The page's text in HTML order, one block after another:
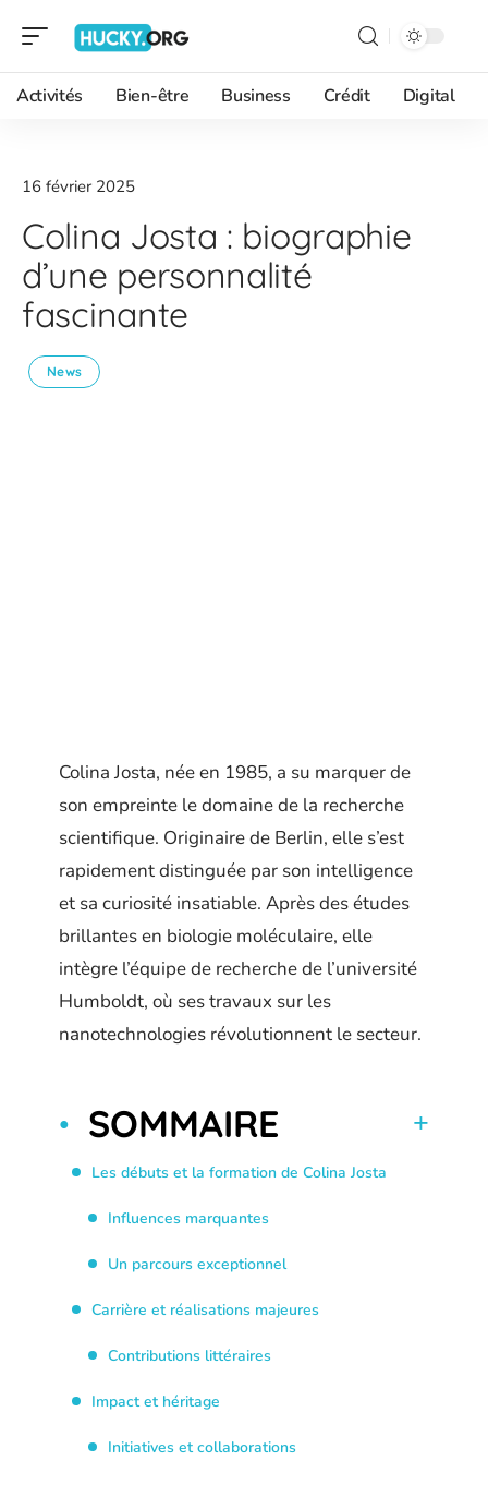
Activités Bien-être Business Crédit Digital
16 février 2025
Colina Josta : biographie
d’une personnalité
fascinante
News
Colina Josta, née en 1985, a su marquer de
son empreinte le domaine de la recherche
scientifique. Originaire de Berlin, elle s’est
rapidement distinguée par son intelligence
et sa curiosité insatiable. Après des études
brillantes en biologie moléculaire, elle
intègre l’équipe de recherche de l’université
Humboldt, où ses travaux sur les
nanotechnologies révolutionnent le secteur.
SOMMAIRE
Les débuts et la formation de Colina Josta
Influences marquantes
Un parcours exceptionnel
Carrière et réalisations majeures
Contributions littéraires
Impact et héritage
Initiatives et collaborations